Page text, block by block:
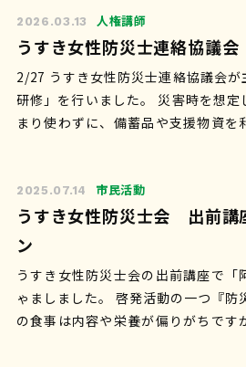
2026.03.13 人権講師
うすき女性防災士連絡協議
2/27 うすき女性防災士連絡協議会
研修」を行いました。 災害時を想定
まり使わずに、備蓄品や支援物資を
2025.07.14 市民活動
うすき女性防災士会 出前
ン
うすき女性防災士会の出前講座で「
ゃましました。 啓発活動の一つ『防
の食事は内容や栄養が偏りがちです